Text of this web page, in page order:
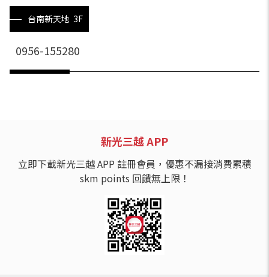
台南新天地 3F
0956-155280
新光三越 APP
立即下載新光三越 APP 註冊會員，優惠不漏接消費累積
skm points 回饋無上限！